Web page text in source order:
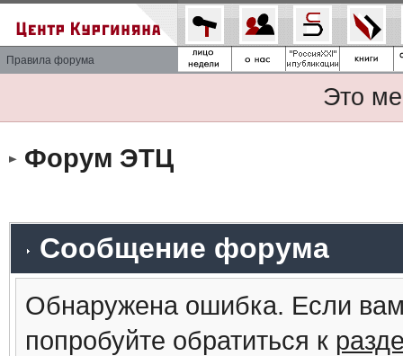
Правила форума
Это
Форум ЭТЦ
Сообщение форума
Обнаружена ошибка. Если
попробуйте обратиться к